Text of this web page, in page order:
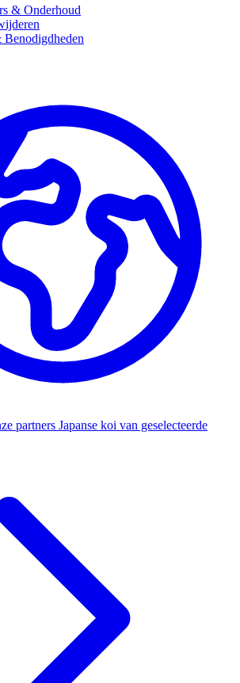
& Onderhoud
Benodigdheden
partners Japanse koi van geselecteerde